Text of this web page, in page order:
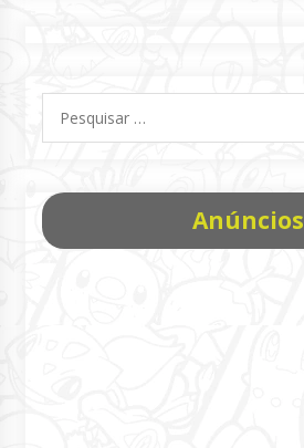
por:
Anúncios